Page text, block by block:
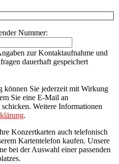
Nummer:
zur Kontaktaufnahme und
dauerhaft gespeichert
Sie jederzeit mit Wirkung
Sie eine E-Mail an
Weitere Informationen
.
Konzertkarten auch telefonisch
Kartentelefon kaufen. Unsere
bei der Auswahl einer passenden